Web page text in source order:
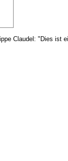
Claudel: "Dies ist